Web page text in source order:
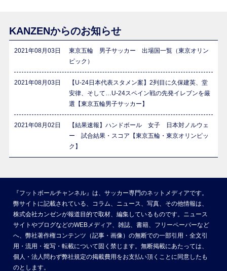
KANZENからのお知らせ
2021年08月03日
東京五輪 男子サッカー 出場国一覧（東京オリン
ピック）
2021年08月03日
【U-24日本代表スタメン案】2列目に久保建英、堂
安律、そして…U-24スペイン戦の先発イレブンを厳
選【東京五輪男子サッカー】
2021年08月02日
【結果速報】ハンドボール 女子 日本対ノルウェ
ー 試合結果・スコア【東京五輪・東京オリンピッ
ク】
『フットボールチャンネル』は、サッカー専門のネットメディアです。
弊サイトに記載されている、コラム、ニュース、写真、その他情報は、
株式会社カンゼンが報道目的で取材、編集しているものです。ニュース
サイトやブログなどのWEBメディア、雑誌、書籍、フリーペーパーなど
へ、弊社著作権コンテンツ（記事・画像）の無断での一部引用・全文引
用・流用・複写・転載について固く禁じます。無断掲載にあたっては、
個人・法人問わず弊社規定の掲載費用をお支払い頂くことに同意したも
のとします。